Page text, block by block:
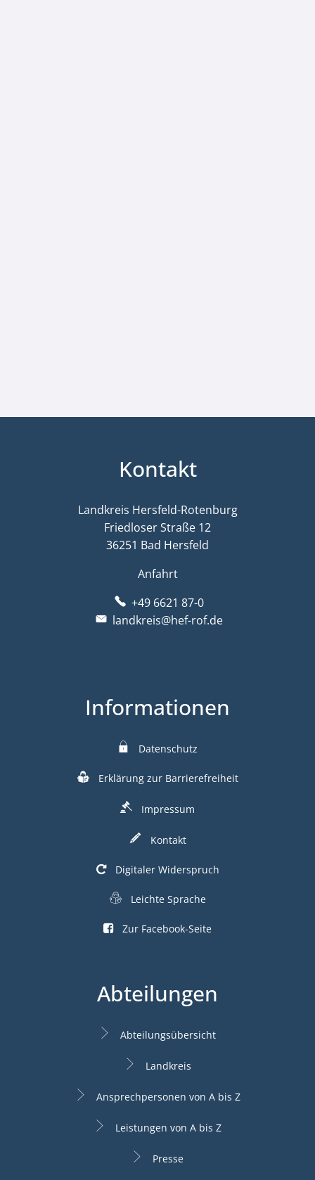
Kontakt
Landkreis Hersfeld-Rotenburg
Friedloser Straße 12
36251 Bad Hersfeld
Anfahrt
+49 6621 87-0
landkreis@hef-rof.de
Informationen
Datenschutz
Erklärung zur Barrierefreiheit
Impressum
Kontakt
Digitaler Widerspruch
Leichte Sprache
Zur Facebook-Seite
Abteilungen
Abteilungsübersicht
Landkreis
Ansprechpersonen von A bis Z
Leistungen von A bis Z
Presse